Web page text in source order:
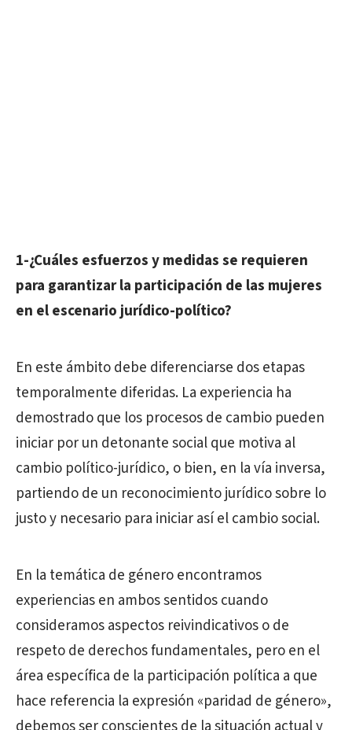
1-¿Cuáles esfuerzos y medidas se requieren
para garantizar la participación de las mujeres
en el escenario jurídico-político?
En este ámbito debe diferenciarse dos etapas
temporalmente diferidas. La experiencia ha
demostrado que los procesos de cambio pueden
iniciar por un detonante social que motiva al
cambio político-jurídico, o bien, en la vía inversa,
partiendo de un reconocimiento jurídico sobre lo
justo y necesario para iniciar así el cambio social.
En la temática de género encontramos
experiencias en ambos sentidos cuando
consideramos aspectos reivindicativos o de
respeto de derechos fundamentales, pero en el
área específica de la participación política a que
hace referencia la expresión «paridad de género»,